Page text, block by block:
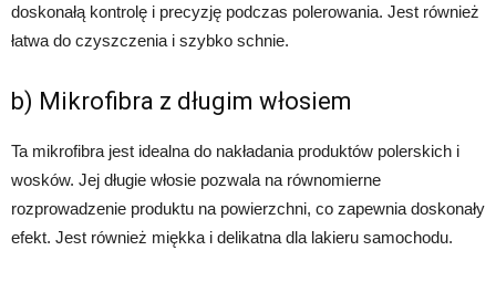
doskonałą kontrolę i precyzję podczas polerowania. Jest również
łatwa do czyszczenia i szybko schnie.
b) Mikrofibra z długim włosiem
Ta mikrofibra jest idealna do nakładania produktów polerskich i
wosków. Jej długie włosie pozwala na równomierne
rozprowadzenie produktu na powierzchni, co zapewnia doskonały
efekt. Jest również miękka i delikatna dla lakieru samochodu.